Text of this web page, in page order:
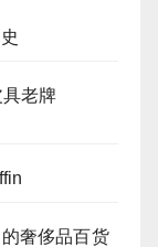
老牌
奢侈品百货